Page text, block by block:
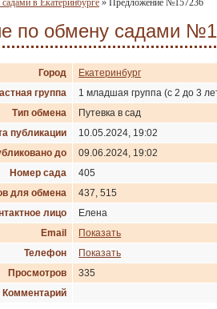
в Екатеринбурге » Предложение №157236
по обмену садами
Город
Екатеринбург
группа
1 младшая группа (с 2 до 3
Тип обмена
Путевка в сад
публикации
10.05.2024, 19:02
до
09.06.2024, 19:02
Номер сада
405
для обмена
437, 515
лицо
Елена
Email
Показать
Телефон
Показать
Просмотров
335
Комментарий